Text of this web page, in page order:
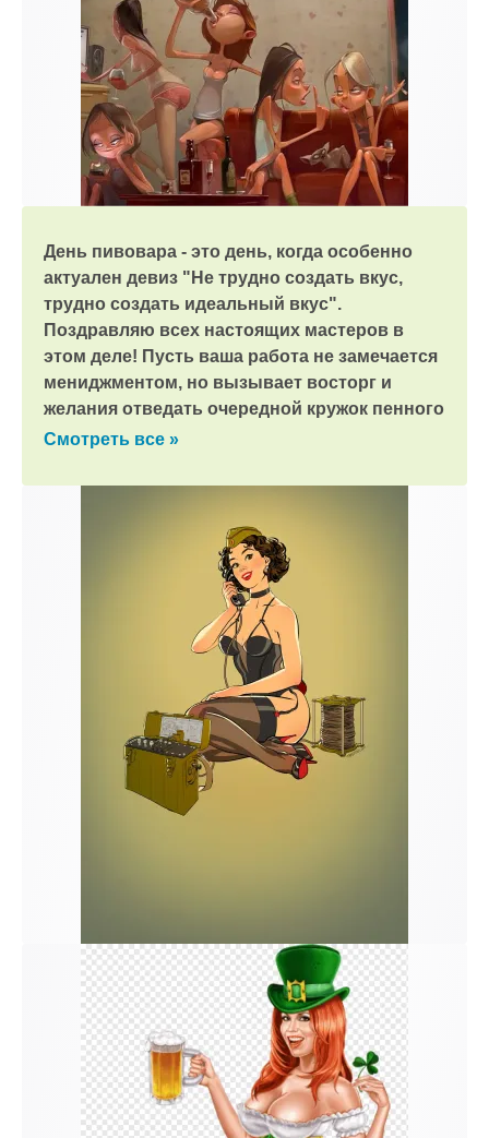
День пивовара - это день, когда особенно
актуален девиз "Не трудно создать вкус,
трудно создать идеальный вкус".
Поздравляю всех настоящих мастеров в
этом деле! Пусть ваша работа не замечается
мениджментом, но вызывает восторг и
желания отведать очередной кружок пенного
напитка!
Смотреть все »